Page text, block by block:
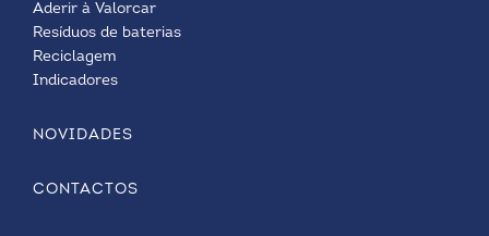
Aderir à Valorcar
Resíduos de baterias
Reciclagem
Indicadores
NOVIDADES
CONTACTOS